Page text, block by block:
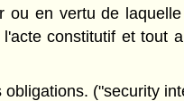
ou en vertu de
constitutif et tout
("security